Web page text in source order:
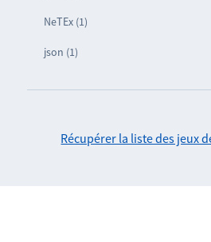
NeTEx (1)
json (1)
Récupérer la liste des jeux